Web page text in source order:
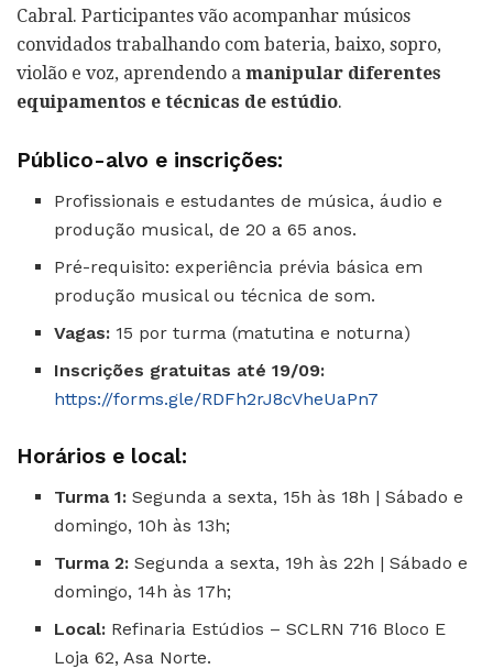
Cabral. Participantes vão acompanhar músicos
convidados trabalhando com bateria, baixo, sopro,
violão e voz, aprendendo a manipular diferentes
equipamentos e técnicas de estúdio.
Público-alvo e inscrições:
Profissionais e estudantes de música, áudio e
produção musical, de 20 a 65 anos.
Pré-requisito: experiência prévia básica em
produção musical ou técnica de som.
Vagas: 15 por turma (matutina e noturna)
Inscrições gratuitas até 19/09:
https://forms.gle/RDFh2rJ8cVheUaPn7
Horários e local:
Turma 1: Segunda a sexta, 15h às 18h | Sábado e
domingo, 10h às 13h;
Turma 2: Segunda a sexta, 19h às 22h | Sábado e
domingo, 14h às 17h;
Local: Refinaria Estúdios – SCLRN 716 Bloco E
Loja 62, Asa Norte.